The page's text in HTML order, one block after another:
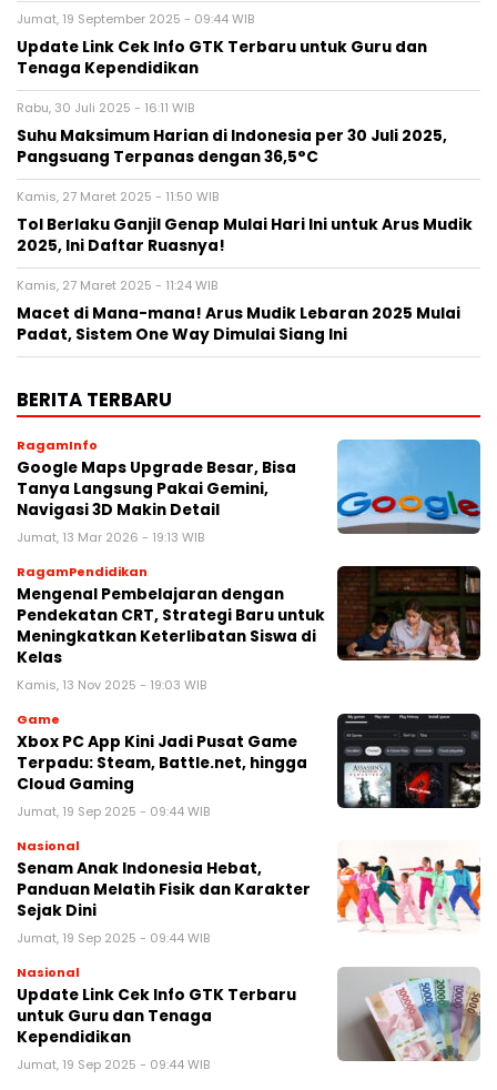
Jumat, 19 September 2025 - 09:44 WIB
Update Link Cek Info GTK Terbaru untuk Guru dan
Tenaga Kependidikan
Rabu, 30 Juli 2025 - 16:11 WIB
Suhu Maksimum Harian di Indonesia per 30 Juli 2025,
Pangsuang Terpanas dengan 36,5°C
Kamis, 27 Maret 2025 - 11:50 WIB
Tol Berlaku Ganjil Genap Mulai Hari Ini untuk Arus Mudik
2025, Ini Daftar Ruasnya!
Kamis, 27 Maret 2025 - 11:24 WIB
Macet di Mana-mana! Arus Mudik Lebaran 2025 Mulai
Padat, Sistem One Way Dimulai Siang Ini
BERITA TERBARU
RagamInfo
Google Maps Upgrade Besar, Bisa
Tanya Langsung Pakai Gemini,
Navigasi 3D Makin Detail
Jumat, 13 Mar 2026 - 19:13 WIB
RagamPendidikan
Mengenal Pembelajaran dengan
Pendekatan CRT, Strategi Baru untuk
Meningkatkan Keterlibatan Siswa di
Kelas
Kamis, 13 Nov 2025 - 19:03 WIB
Game
Xbox PC App Kini Jadi Pusat Game
Terpadu: Steam, Battle.net, hingga
Cloud Gaming
Jumat, 19 Sep 2025 - 09:44 WIB
Nasional
Senam Anak Indonesia Hebat,
Panduan Melatih Fisik dan Karakter
Sejak Dini
Jumat, 19 Sep 2025 - 09:44 WIB
Nasional
Update Link Cek Info GTK Terbaru
untuk Guru dan Tenaga
Kependidikan
Jumat, 19 Sep 2025 - 09:44 WIB